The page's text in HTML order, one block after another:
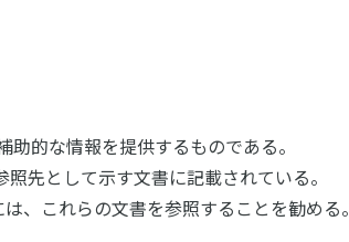
的な情報を提供するものである。
先として示す文書に記載されている。
、これらの文書を参照することを勧める。